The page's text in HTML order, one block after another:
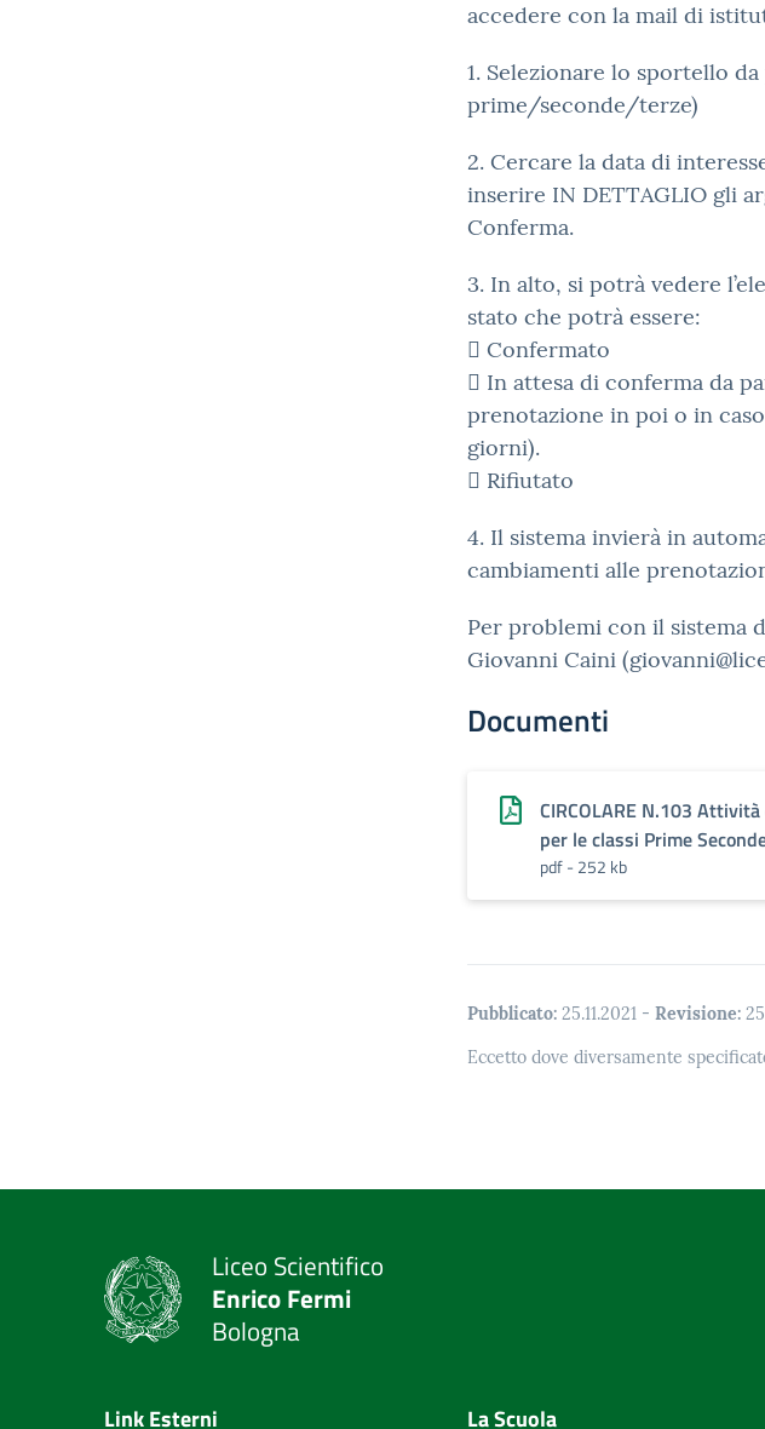
accedere con la mail di
1. Selezionare lo sportello
prime/seconde/terze)
2. Cercare la data di
inserire IN DETTAGLIO gli
Conferma.
3. In alto, si potrà vedere
stato che potrà essere:
 Confermato
 In attesa di conferma da
prenotazione in poi o in
giorni).
 Rifiutato
4. Il sistema invierà in
cambiamenti alle
Per problemi con il sistema
Giovanni Caini
Documenti
CIRCOLARE N.103
per le classi Prime
pdf - 252 kb
Pubblicato: 25.11.2021 - Revisione:
Eccetto dove diversamente
Liceo Scientifico
Enrico Fermi
Bologna
Link Esterni La Scuola